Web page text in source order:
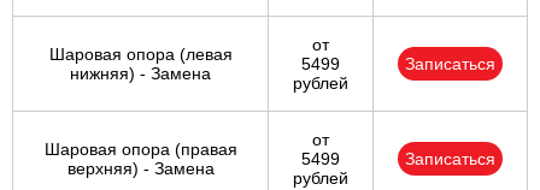
Шаровая опора (левая
нижняя) - Замена
от
5499
рублей
Записаться
Шаровая опора (правая
верхняя) - Замена
от
5499
рублей
Записаться